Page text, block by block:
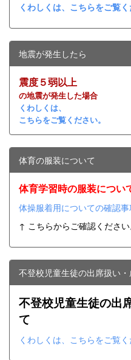
くわしくは、こちらをご覧
地震が発生したら
震度５弱以上
の地震が発生した場合
くわしくは、
こちらをご覧ください。
体育の服装について
体育学習時の服装につい
体操服着用についての確認
↑ こちらからご確認くださ
不登校児童生徒の出席扱い
不登校児童生徒の出
て
くわしくは、こちらをご覧く